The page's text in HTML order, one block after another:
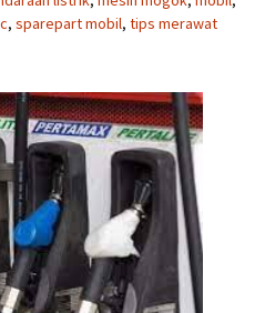
, sparepart mobil, tips merawat